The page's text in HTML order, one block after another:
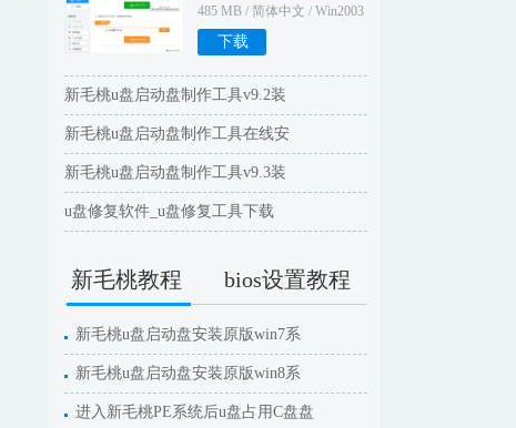
485 MB / 简体中文 / Win2003
WinXPWin2000Win9X
下载
新毛桃u盘启动盘制作工具v9.2装
新毛桃u盘启动盘制作工具在线安
新毛桃u盘启动盘制作工具v9.3装
u盘修复软件_u盘修复工具下载
新毛桃教程 bios设置教程
新毛桃u盘启动盘安装原版win7系
新毛桃u盘启动盘安装原版win8系
进入新毛桃PE系统后u盘占用C盘盘